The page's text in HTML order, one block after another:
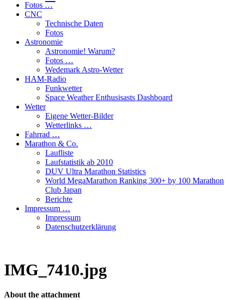
Fotos …
CNC
Technische Daten
Fotos
Astronomie
Astronomie! Warum?
Fotos …
Wedemark Astro-Wetter
HAM-Radio
Funkwetter
Space Weather Enthusisasts Dashboard
Wetter
Eigene Wetter-Bilder
Wetterlinks …
Fahrrad …
Marathon & Co.
Laufliste
Laufstatistik ab 2010
DUV Ultra Marathon Statistics
World MegaMarathon Ranking 300+ by 100 Marathon
Club Japan
Berichte
Impressum …
Impressum
Datenschutzerklärung
IMG_7410.jpg
About the attachment